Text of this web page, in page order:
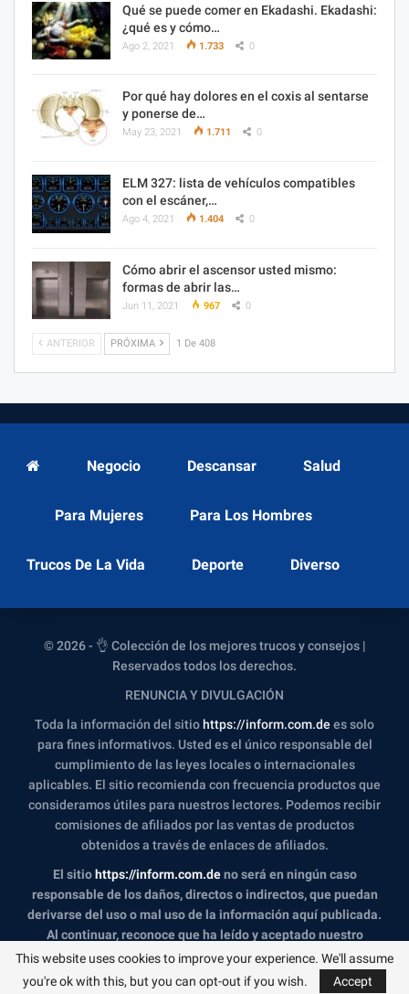
Qué se puede comer en Ekadashi. Ekadashi:
¿qué es y cómo…
Ago 2, 2021 1.733 0
Por qué hay dolores en el coxis al sentarse
y ponerse de…
May 23, 2021 1.711 0
ELM 327: lista de vehículos compatibles
con el escáner,…
Ago 4, 2021 1.404 0
Cómo abrir el ascensor usted mismo:
formas de abrir las…
Jun 11, 2021 967 0
ANTERIOR PRÓXIMA 1 De 408
Negocio Descansar Salud
Para Mujeres Para Los Hombres
Trucos De La Vida Deporte Diverso
© 2026 - 👌 Colección de los mejores trucos y consejos |
Reservados todos los derechos.
RENUNCIA Y DIVULGACIÓN
Toda la información del sitio https://inform.com.de es solo
para fines informativos. Usted es el único responsable del
cumplimiento de las leyes locales o internacionales
aplicables. El sitio recomienda con frecuencia productos que
consideramos útiles para nuestros lectores. Podemos recibir
comisiones de afiliados por las ventas de productos
obtenidos a través de enlaces de afiliados.
El sitiohttps://inform.com.deno será en ningún caso
responsable de los daños, directos o indirectos, que puedan
derivarse del uso o mal uso de la información aquí publicada.
Al continuar, reconoce que ha leído y aceptado nuestro
descargo de responsabilidad completo y nuestra Política de
privacidad
This website uses cookies to improve your experience. We'll assume
you're ok with this, but you can opt-out if you wish.
Accept